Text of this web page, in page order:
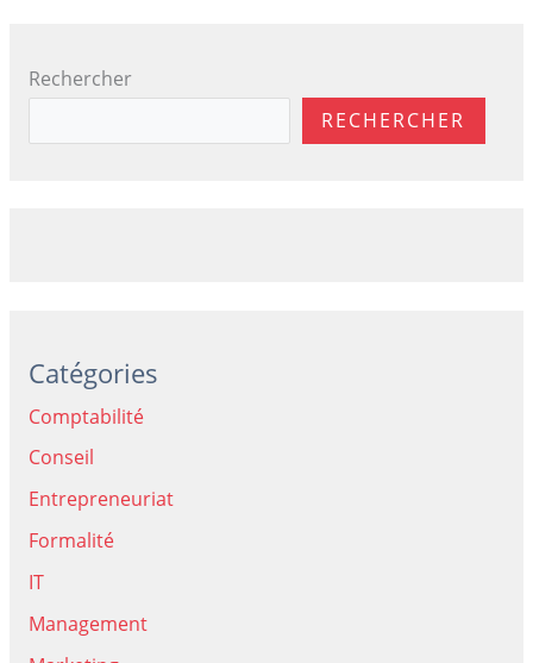
Rechercher
RECHERCHER
Catégories
Comptabilité
Conseil
Entrepreneuriat
Formalité
IT
Management